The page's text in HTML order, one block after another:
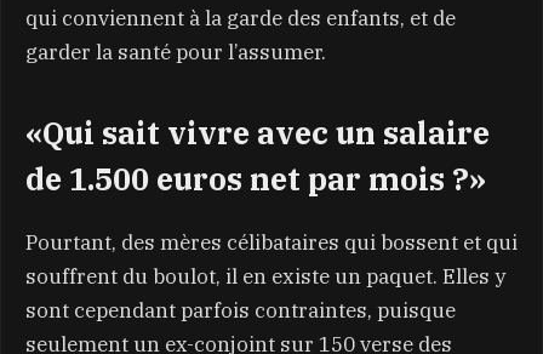
qui conviennent à la garde des enfants, et de
garder la santé pour l’assumer.
«Qui sait vivre avec un salaire
de 1.500 euros net par mois ?»
Pourtant, des mères célibataires qui bossent et qui
souffrent du boulot, il en existe un paquet. Elles y
sont cependant parfois contraintes, puisque
seulement un ex-conjoint sur 150 verse des